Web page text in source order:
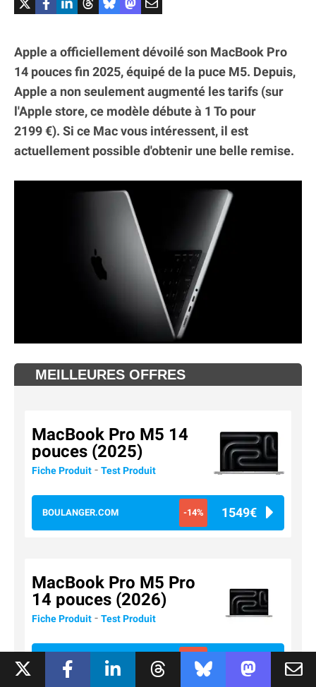
Apple a officiellement dévoilé son MacBook Pro
14 pouces fin 2025, équipé de la puce M5. Depuis,
Apple a non seulement augmenté les tarifs (sur
l'Apple store, ce modèle débute à 1 To pour
2199 €). Si ce Mac vous intéressent, il est
actuellement possible d'obtenir une belle remise.
MEILLEURES OFFRES
MacBook Pro M5 14
pouces (2025)
Fiche Produit - Test Produit
BOULANGER.COM -14% 1549€
MacBook Pro M5 Pro
14 pouces (2026)
Fiche Produit - Test Produit
AMAZON -5% 2763€